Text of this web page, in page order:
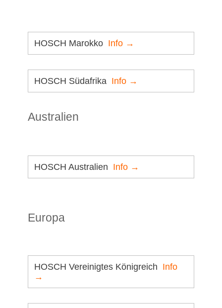
HOSCH Marokko Info →
HOSCH Südafrika Info →
Australien
HOSCH Australien Info →
Europa
HOSCH Vereinigtes Königreich Info
→